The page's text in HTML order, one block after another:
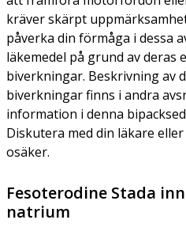
kräver skärpt
påverka din förmåga i dessa
läkemedel på grund av deras
biverkningar. Beskrivning av
biverkningar finns i andra
information i denna
Diskutera med din läkare
osäker.
Fesoterodine Stada
natrium